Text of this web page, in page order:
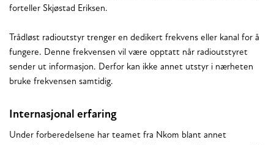
forteller Skjøstad Eriksen.
Trådløst radioutstyr trenger en dedikert frekvens eller kanal for å
fungere. Denne frekvensen vil være opptatt når radioutstyret
sender ut informasjon. Derfor kan ikke annet utstyr i nærheten
bruke frekvensen samtidig.
Internasjonal erfaring
Under forberedelsene har teamet fra Nkom blant annet